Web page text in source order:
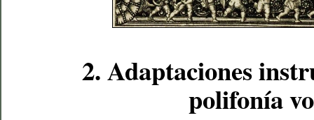
2.Adaptaciones
polifonía